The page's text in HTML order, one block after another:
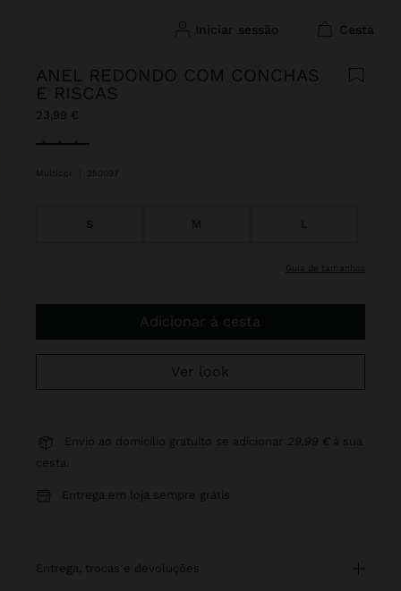
iniciar sessão cesta
ANEL REDONDO COM CONCHAS
E RISCAS
23,99 €
Selecionado
Multicor 250097
S M L
guia de tamanhos
Adicionar à cesta
Ver look
Envio ao domicílio gratuito se adicionar 29,99 € à sua
cesta.
Entrega em loja sempre grátis
entrega, trocas e devoluções